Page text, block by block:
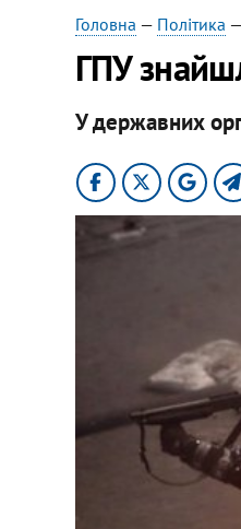
Головна — Політика —
ГПУ
У державних